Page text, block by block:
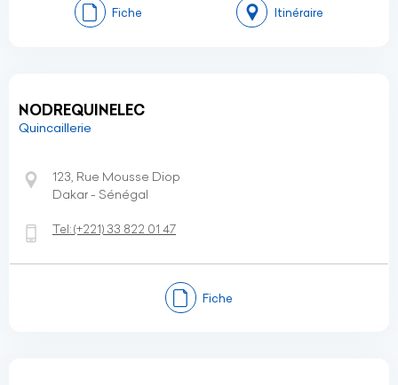
Fiche Itinéraire
NODREQUINELEC
Quincaillerie
123, Rue Mousse Diop
Dakar - Sénégal
Tel:(+221) 33 822 01 47
Fiche